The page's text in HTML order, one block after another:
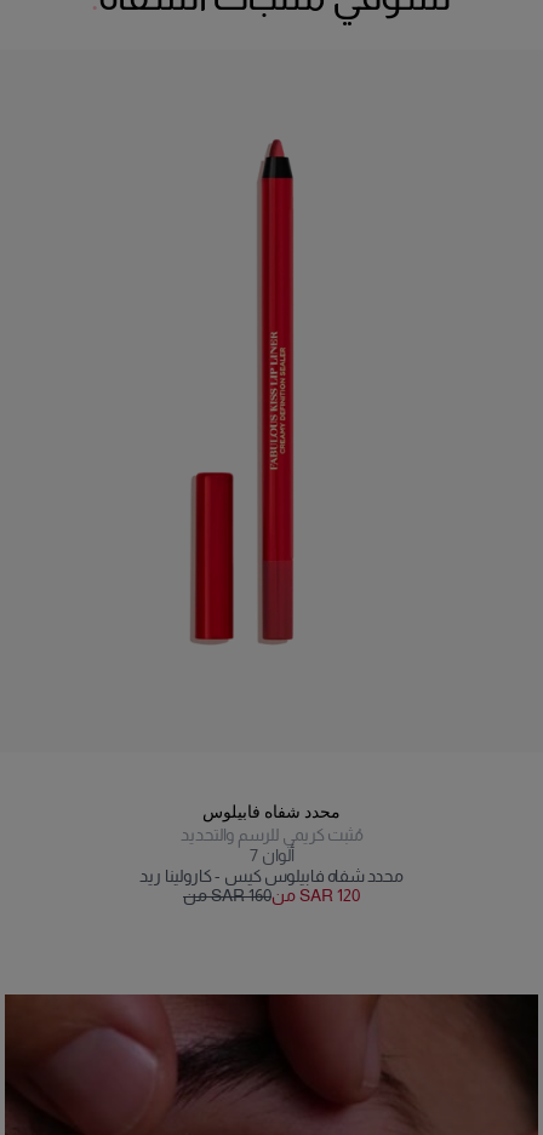
محدد شفاه فابيلوس
مُثبت كريمي للرسم والتحديد
7 ألوان
محدد شفاه فابيلوس كيس - كارولينا ريد
من SAR 160
من SAR 120